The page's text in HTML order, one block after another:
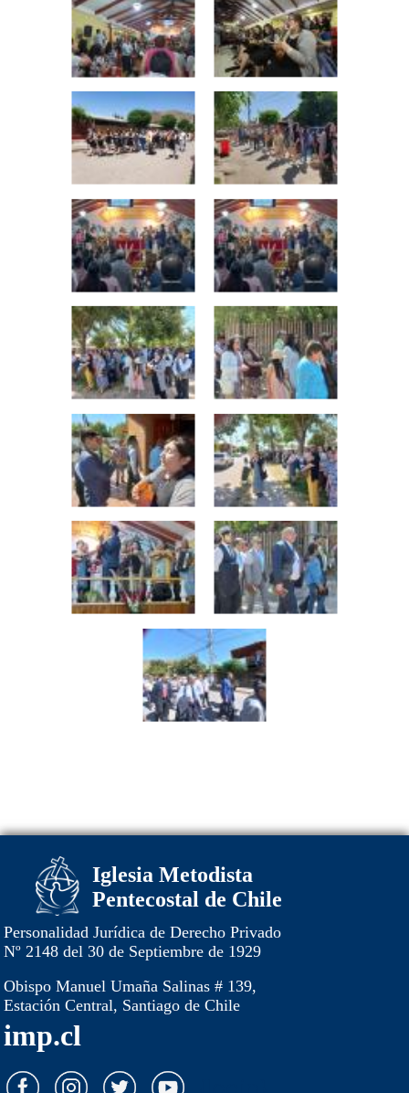
Iglesia Metodista
Pentecostal de Chile
Personalidad Jurídica de Derecho Privado
Nº 2148 del 30 de Septiembre de 1929
Obispo Manuel Umaña Salinas # 139,
Estación Central, Santiago de Chile
imp.cl